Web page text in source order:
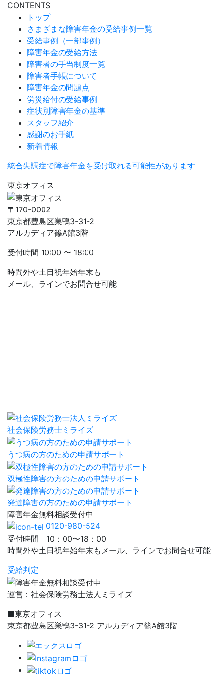
CONTENTS
トップ
さまざまな障害年金の受給事例一覧
受給事例（一部事例）
障害年金の受給方法
障害者の手当制度一覧
障害者手帳について
障害年金の問題点
労災給付の受給事例
症状別障害年金の基準
スタッフ紹介
感謝のお手紙
新着情報
統合失調症で障害年金を受け取れる可能性があります
東京オフィス
〒170-0002
東京都豊島区巣鴨3-31-2
アルカディア篠A館3階
受付時間 10:00 〜 18:00
時間外や土日祝年始年末も
メール、ラインでお問合せ可能
社会保険労務士ミライズ
うつ病の方のための申請サポート
双極性障害の方のための申請サポート
発達障害の方のための申請サポート
障害年金無料相談受付中
0120-980-524
受付時間 10：00〜18：00
時間外や土日祝年始年末もメール、ラインでお問合せ可能
受給判定
運営：社会保険労務士法人ミライズ
■東京オフィス
東京都豊島区巣鴨3-31-2 アルカディア篠A館3階